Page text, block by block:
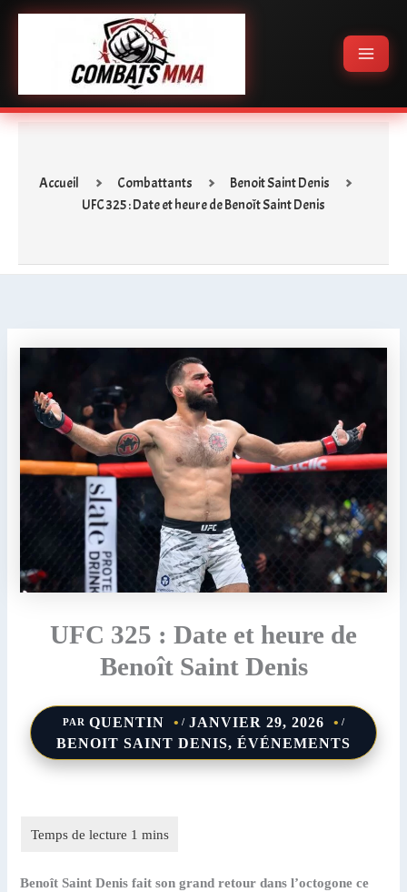
Aller
Menu
Accueil Combattants
Benoit Saint Denis
UFC 325 : Date et heure de Benoît Saint Denis
UFC 325 : Date et heure de
Benoît Saint Denis
PAR QUENTIN / JANVIER 29, 2026 /
BENOIT SAINT DENIS, ÉVÉNEMENTS
Benoît Saint Denis fait son grand retour dans l’octogone ce